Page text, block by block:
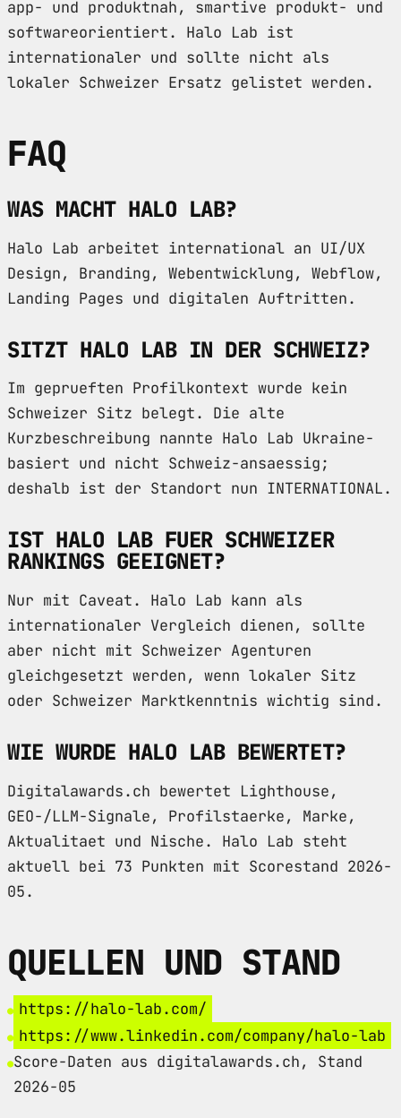
app- und produktnah, smartive produkt- und
softwareorientiert. Halo Lab ist
internationaler und sollte nicht als
lokaler Schweizer Ersatz gelistet werden.
FAQ
WAS MACHT HALO LAB?
Halo Lab arbeitet international an UI/UX
Design, Branding, Webentwicklung, Webflow,
Landing Pages und digitalen Auftritten.
SITZT HALO LAB IN DER SCHWEIZ?
Im geprueften Profilkontext wurde kein
Schweizer Sitz belegt. Die alte
Kurzbeschreibung nannte Halo Lab Ukraine-
basiert und nicht Schweiz-ansaessig;
deshalb ist der Standort nun INTERNATIONAL.
IST HALO LAB FUER SCHWEIZER
RANKINGS GEEIGNET?
Nur mit Caveat. Halo Lab kann als
internationaler Vergleich dienen, sollte
aber nicht mit Schweizer Agenturen
gleichgesetzt werden, wenn lokaler Sitz
oder Schweizer Marktkenntnis wichtig sind.
WIE WURDE HALO LAB BEWERTET?
Digitalawards.ch bewertet Lighthouse,
GEO-/LLM-Signale, Profilstaerke, Marke,
Aktualitaet und Nische. Halo Lab steht
aktuell bei 73 Punkten mit Scorestand 2026-
05.
QUELLEN UND STAND
https://halo-lab.com/
https://www.linkedin.com/company/halo-lab
Score-Daten aus digitalawards.ch, Stand
2026-05